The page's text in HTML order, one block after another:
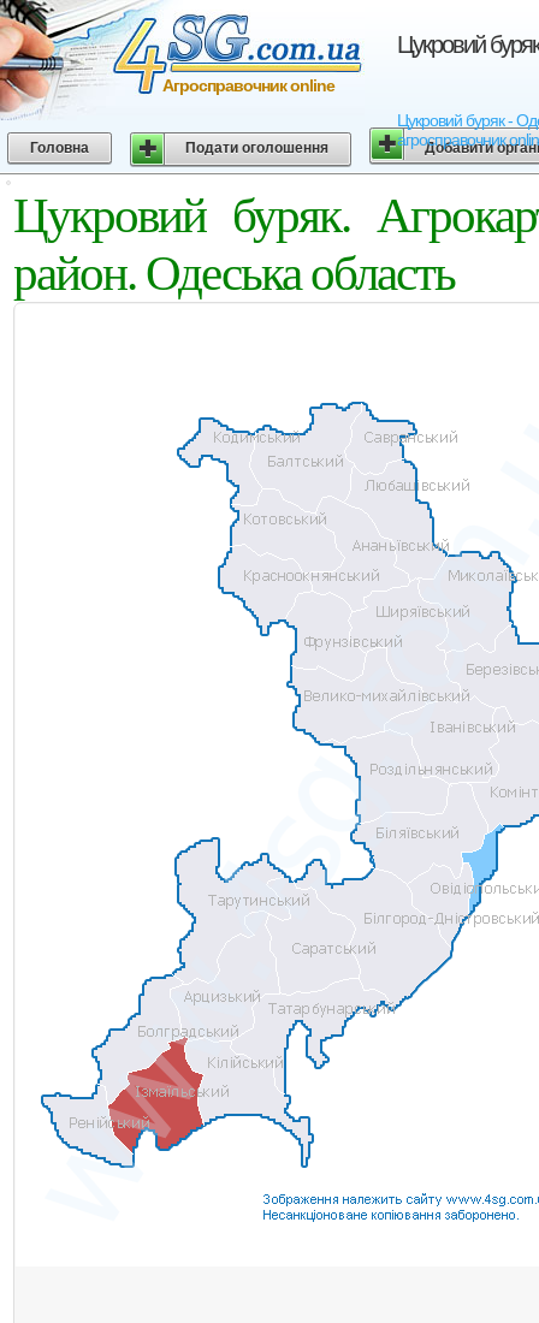
Цукровий
Цукровий буряк -
агросправочник
Агросправочник online
Головна Подати оголошення Добавити
Цукровий буряк.
район. Одеська область